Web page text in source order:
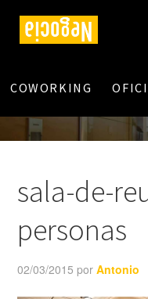
COWORKING
sala-de-
personas
02/03/2015 porAntonio